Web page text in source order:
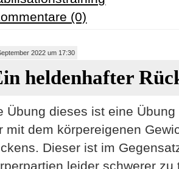
(0)
2022 um 17:30
heldenhafter
Übung dieses ist eine
mit dem körpereigenen
Dieser ist im
leider schwerer zu